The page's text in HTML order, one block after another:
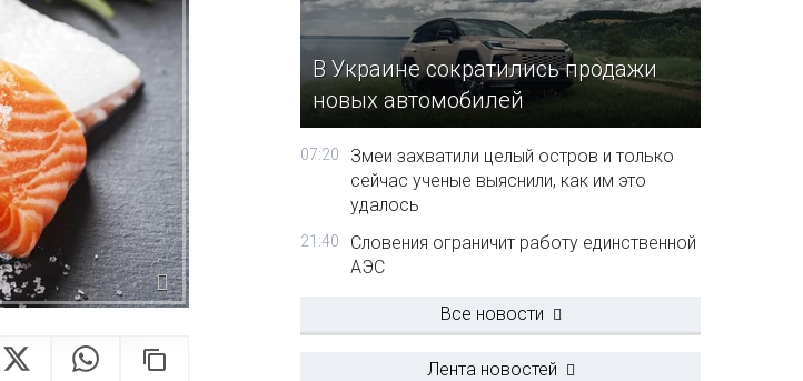
В Украине сократились продажи
новых автомобилей
07:20
Змеи захватили целый остров и только
сейчас ученые выяснили, как им это
удалось
21:40
Словения ограничит работу единственной
АЭС
Все новости
Лента новостей